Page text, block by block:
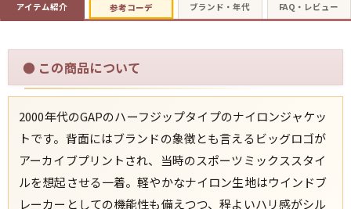
60年代 50年代 40年代
すべての年代を見る
週刊ラッシュアウト新聞
古着コラム
アイテム紹介 参考コーデ ブランド・年代 FAQ・レビュー
● この商品について
2000年代のGAPのハーフジップタイプのナイロンジャケッ
トです。背面にはブランドの象徴とも言えるビッグロゴが
アーカイブプリントされ、当時のスポーツミックススタイ
ルを想起させる一着。軽やかなナイロン生地はウインドブ
レーカーとしての機能性も備えつつ、程よいハリ感がシル